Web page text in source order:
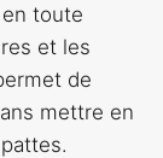
toute
et les
de
mettre en